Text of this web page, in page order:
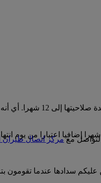
رغم أنه يتعين استبدال أميال سكاي
معمركز اتصال طيران
سدادها عندما تقومون